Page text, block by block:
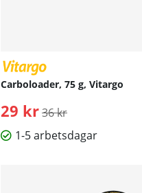
Carboloader, 75 g, Vitargo
29 kr Ordinarie pris:
36 kr
1-5 arbetsdagar